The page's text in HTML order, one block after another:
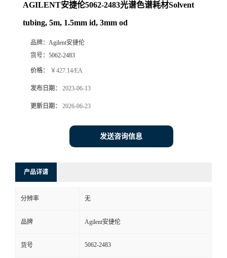
AGILENT安捷伦5062-2483光谱色谱耗材Solvent
tubing, 5m, 1.5mm id, 3mm od
品牌： Agilent安捷伦
货号： 5062-2483
价格： ￥427.14/EA
发布日期： 2023-06-13
更新日期： 2026-06-23
发送咨询信息
产品详请
分辨率 无
品牌 Agilent安捷伦
货号 5062-2483